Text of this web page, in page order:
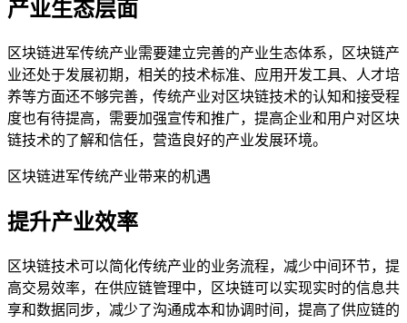
产业生态层面
区块链进军传统产业需要建立完善的产业生态体系，区块链产
业还处于发展初期，相关的技术标准、应用开发工具、人才培
养等方面还不够完善，传统产业对区块链技术的认知和接受程
度也有待提高，需要加强宣传和推广，提高企业和用户对区块
链技术的了解和信任，营造良好的产业发展环境。
区块链进军传统产业带来的机遇
提升产业效率
区块链技术可以简化传统产业的业务流程，减少中间环节，提
高交易效率，在供应链管理中，区块链可以实现实时的信息共
享和数据同步，减少了沟通成本和协调时间，提高了供应链的